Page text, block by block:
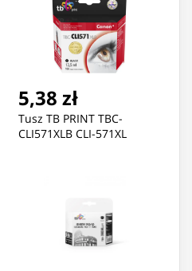
5,38 zł
Tusz TB PRINT TBC-
CLI571XLB CLI-571XL